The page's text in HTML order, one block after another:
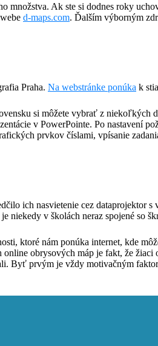
Ak ste si dodnes roky
d-maps.com. Ďalším výborným
Praha. Na webstránke ponúka k
si môžete vybrať z niekoľkých
v PowerPointe. Po nastavení
prvkov číslami, vpísanie
ich nasvietenie cez dataprojektor
niekedy v školách neraz spojené so
ktoré nám ponúka internet, kde
obrysových máp je fakt, že žiaci
Byť prvým je vždy motivačným